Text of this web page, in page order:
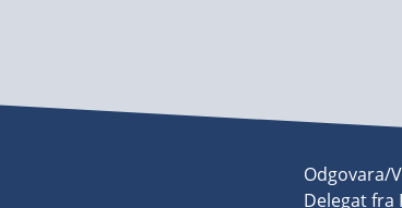
Odgovara/
Delegat fra